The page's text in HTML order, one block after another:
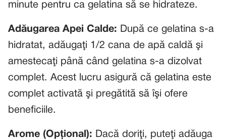
minute pentru ca gelatina să se hidrateze.
Adăugarea Apei Calde: După ce gelatina s-a
hidratat, adăugaţi 1/2 cana de apă caldă şi
amestecaţi până când gelatina s-a dizolvat
complet. Acest lucru asigură că gelatina este
complet activată şi pregătită să îşi ofere
beneficiile.
Arome (Opţional): Dacă doriţi, puteţi adăuga